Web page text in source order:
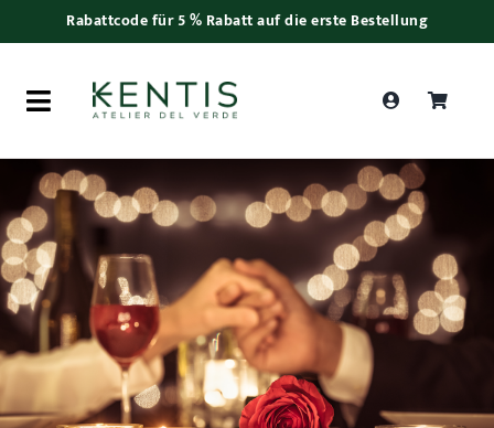
Rabattcode für 5 % Rabatt auf die erste Bestellung
Toggle
Navigation
Products
search
Frauentag
Pflanzen
Bonsai